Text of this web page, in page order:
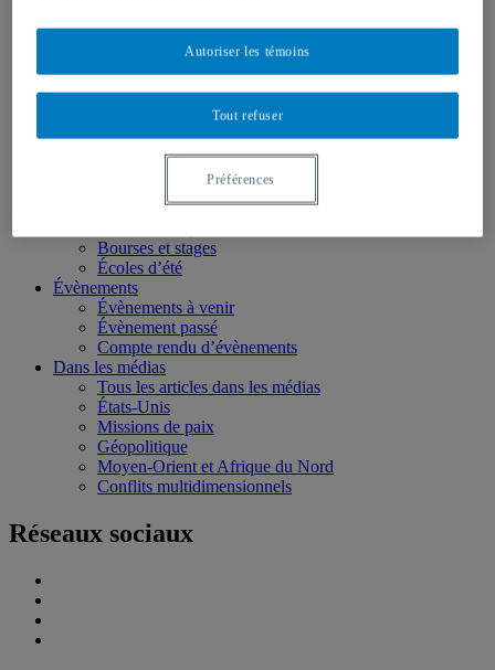
Moyen-Orient et Afrique du Nord
Conflits multidimensionnels
Toutes les publications
Conflits multidimensionnels
Bourses et stages
Écoles d’été
Évènements
Évènements à venir
Évènement passé
Compte rendu d’évènements
Dans les médias
Tous les articles dans les médias
États-Unis
Missions de paix
Géopolitique
Moyen-Orient et Afrique du Nord
Conflits multidimensionnels
Réseaux sociaux
Tout refuser
Autoriser les témoins
Préférences